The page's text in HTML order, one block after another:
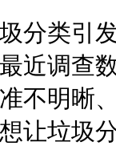
类引发
近调查
不明晰
让垃圾